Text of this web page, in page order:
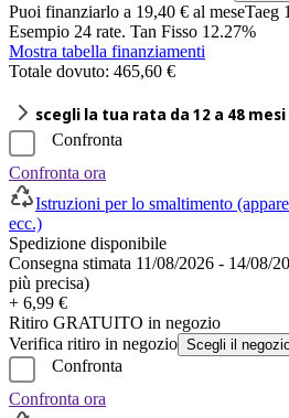
Puoi finanziarlo a 19,40 € al meseTaeg
Esempio 24 rate. Tan Fisso 12.27%
Mostra tabella finanziamenti
Totale dovuto: 465,60 €
scegli la tua rata da 12 a 48 mesi
Confronta
Confronta ora
Istruzioni per lo smaltimento
ecc.)
Spedizione disponibile
Consegna stimata 11/08/2026 - 14/08/
più precisa)
+ 6,99 €
Ritiro GRATUITO in negozio
Verifica ritiro in negozio Scegli il
Confronta
Confronta ora